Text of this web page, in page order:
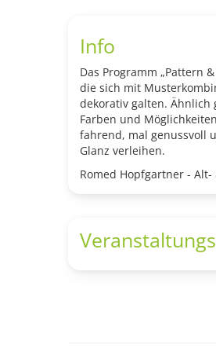
Info
Das Programm „Pattern
die sich mit
dekorativ galten. Ähnlich
Farben und
fahrend, mal genussvoll
Glanz verleihen.
Romed Hopfgartner -